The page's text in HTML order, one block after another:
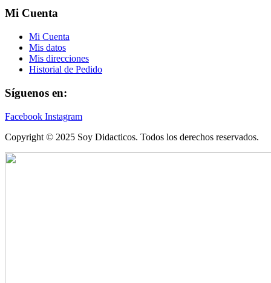
Mi Cuenta
Mi Cuenta
Mis datos
Mis direcciones
Historial de Pedido
Síguenos en:
Facebook Instagram
Copyright © 2025 Soy Didacticos. Todos los derechos reservados.